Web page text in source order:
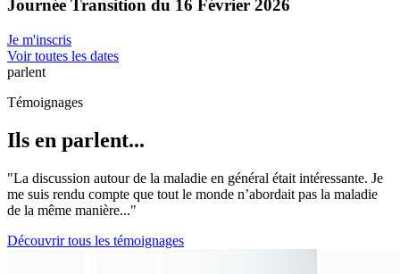
Journée Transition du 16 Février 2026
Je m'inscris
Voir toutes les dates
parlent
Témoignages
Ils en parlent...
"La discussion autour de la maladie en général était intéressante. Je
me suis rendu compte que tout le monde n’abordait pas la maladie
de la même manière..."
Découvrir tous les témoignages